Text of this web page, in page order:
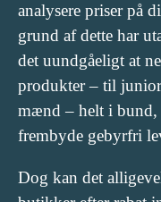
analysere priser på
grund af dette har
det uundgåeligt at
produkter – til
mænd – helt i bund,
frembyde gebyrfri
Dog kan det